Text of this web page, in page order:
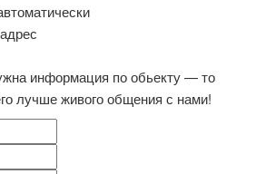
информация по обьекту — то
лучше живого общения с нами!